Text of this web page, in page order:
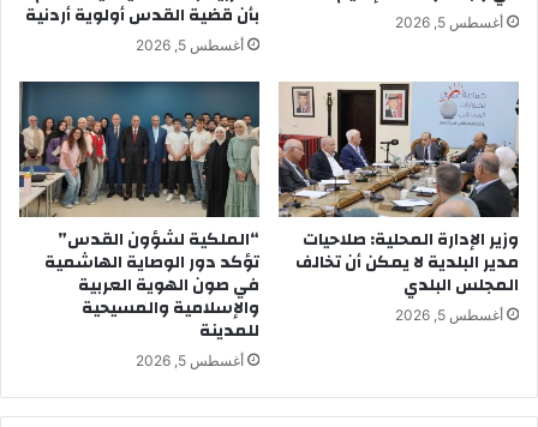
أغسطس 5, 2026 بأن قضية القدس أولوية أردنية
أغسطس 5, 2026
وزير الإدارة المحلية: صلاحيات
مدير البلدية لا يمكن أن تخالف
المجلس البلدي
أغسطس 5, 2026
“الملكية لشؤون القدس”
تؤكد دور الوصاية الهاشمية
في صون الهوية العربية
والإسلامية والمسيحية
للمدينة
أغسطس 5, 2026